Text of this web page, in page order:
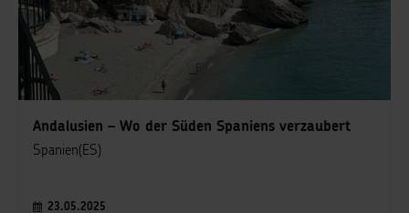
Andalusien – Wo der Süden Spaniens verzaubert
Spanien(ES)
23.05.2025